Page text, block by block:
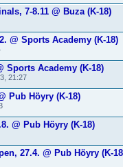
7-8.11 @ Buza (K-18)
@ Sports Academy (K-18)
Sports Academy (K-18)
21:27
Pub Höyry (K-18)
@ Pub Höyry (K-18)
27.4. @ Pub Höyry (K-